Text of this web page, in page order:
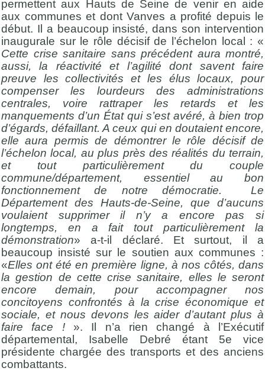
permettent aux Hauts de Seine de venir en aide
aux communes et dont Vanves a profité depuis le
début. Il a beaucoup insisté, dans son intervention
inaugurale sur le rôle décisif de l’échelon local : «
Cette crise sanitaire sans précédent aura montré,
aussi, la réactivité et l’agilité dont savent faire
preuve les collectivités et les élus locaux, pour
compenser les lourdeurs des administrations
centrales, voire rattraper les retards et les
manquements d’un État qui s’est avéré, à bien trop
d’égards, défaillant. A ceux qui en doutaient encore,
elle aura permis de démontrer le rôle décisif de
l’échelon local, au plus près des réalités du terrain,
et tout particulièrement du couple
commune/département, essentiel au bon
fonctionnement de notre démocratie.
Le
Département des Hauts-de-Seine, que d’aucuns
voulaient supprimer il n’y a encore pas si
longtemps, en a fait tout particulièrement la
démonstration» a-t-il déclaré. Et surtout, il a
beaucoup insisté sur le soutien aux communes :
«Elles ont été en première ligne, à nos côtés, dans
la gestion de cette crise sanitaire, elles le seront
encore demain, pour accompagner nos
concitoyens confrontés à la crise économique et
sociale, et nous devons les aider d’autant plus à
faire face ! ». Il n’a rien changé à l’Exécutif
départemental, Isabelle Debré étant 5e vice
présidente chargée des transports et des anciens
combattants.